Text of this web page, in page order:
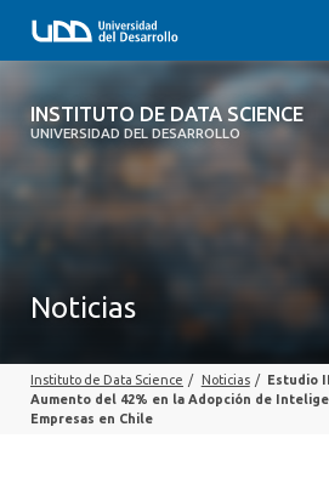
INSTITUTO DE DATA SCIENCE
UNIVERSIDAD DEL DESARROLLO
INSTITUTO DE DATA SCIENCE
NOSOTROS
NOTICIAS
Noticias
Instituto de Data Science / Noticias / Estudio
Aumento del 42% en la Adopción de
Empresas en Chile